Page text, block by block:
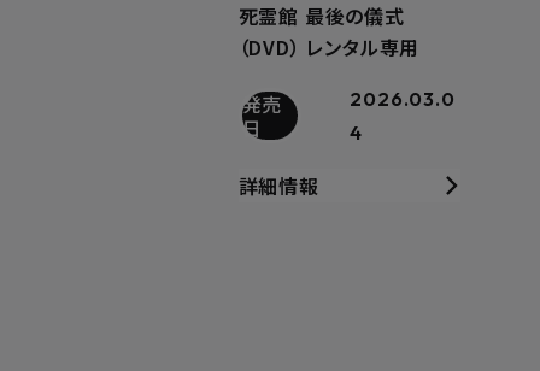
死霊館 最後の儀式
（DVD） レンタル専用
発売
日
2026.03.0
4
詳細情報